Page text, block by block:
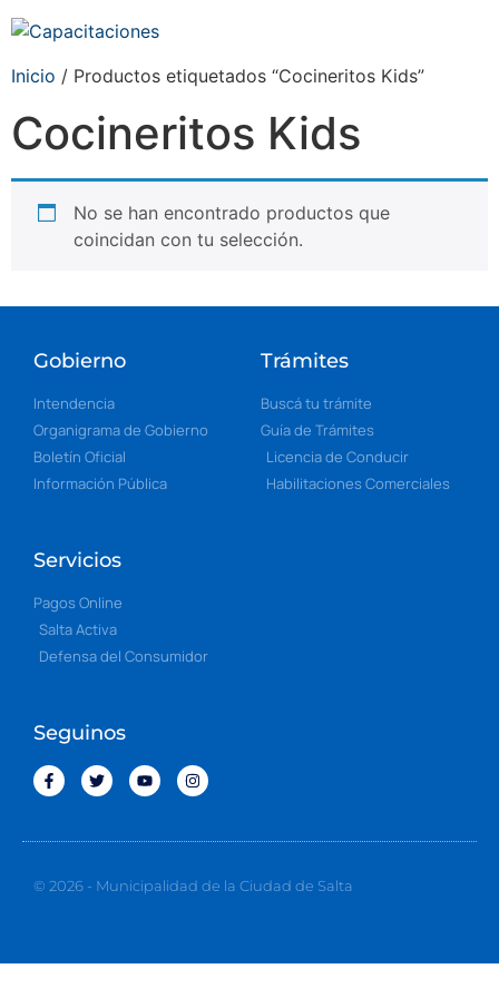
Inicio / Productos etiquetados “Cocineritos Kids”
Cocineritos Kids
No se han encontrado productos que
coincidan con tu selección.
Gobierno
Intendencia
Organigrama de Gobierno
Boletín Oficial
Información Pública
Trámites
Buscá tu trámite
Guía de Trámites
Licencia de Conducir
Habilitaciones Comerciales
Servicios
Pagos Online
Salta Activa
Defensa del Consumidor
Seguinos
© 2026 - Municipalidad de la Ciudad de Salta